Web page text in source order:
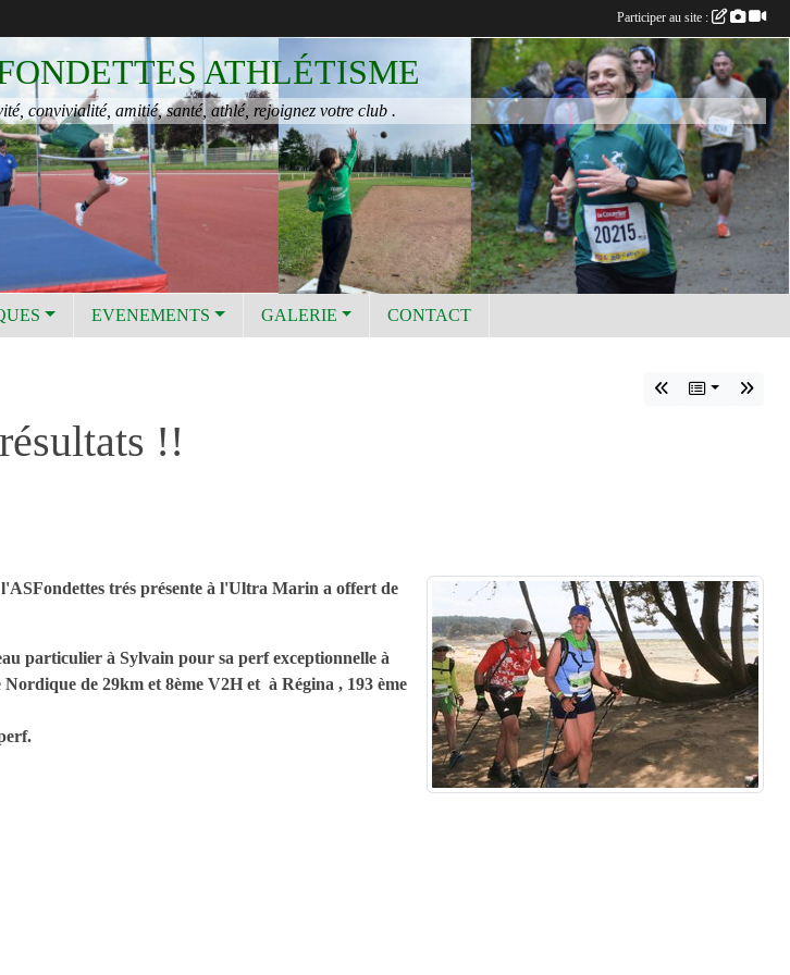
ATHLÉTISME
convivialité, amitié, santé, athlé, rejoignez votre club .
EVENEMENTS GALERIE CONTACT
!!
trés présente à l'Ultra Marin a offert de
particulier à Sylvain pour sa perf exceptionnelle à
de 29km et 8ème V2H et à Régina , 193 ème
Participer au site :